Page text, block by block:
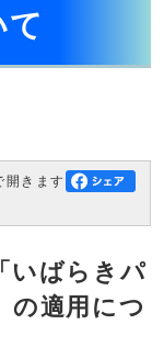
開きます
いばらきパ
の適用につ